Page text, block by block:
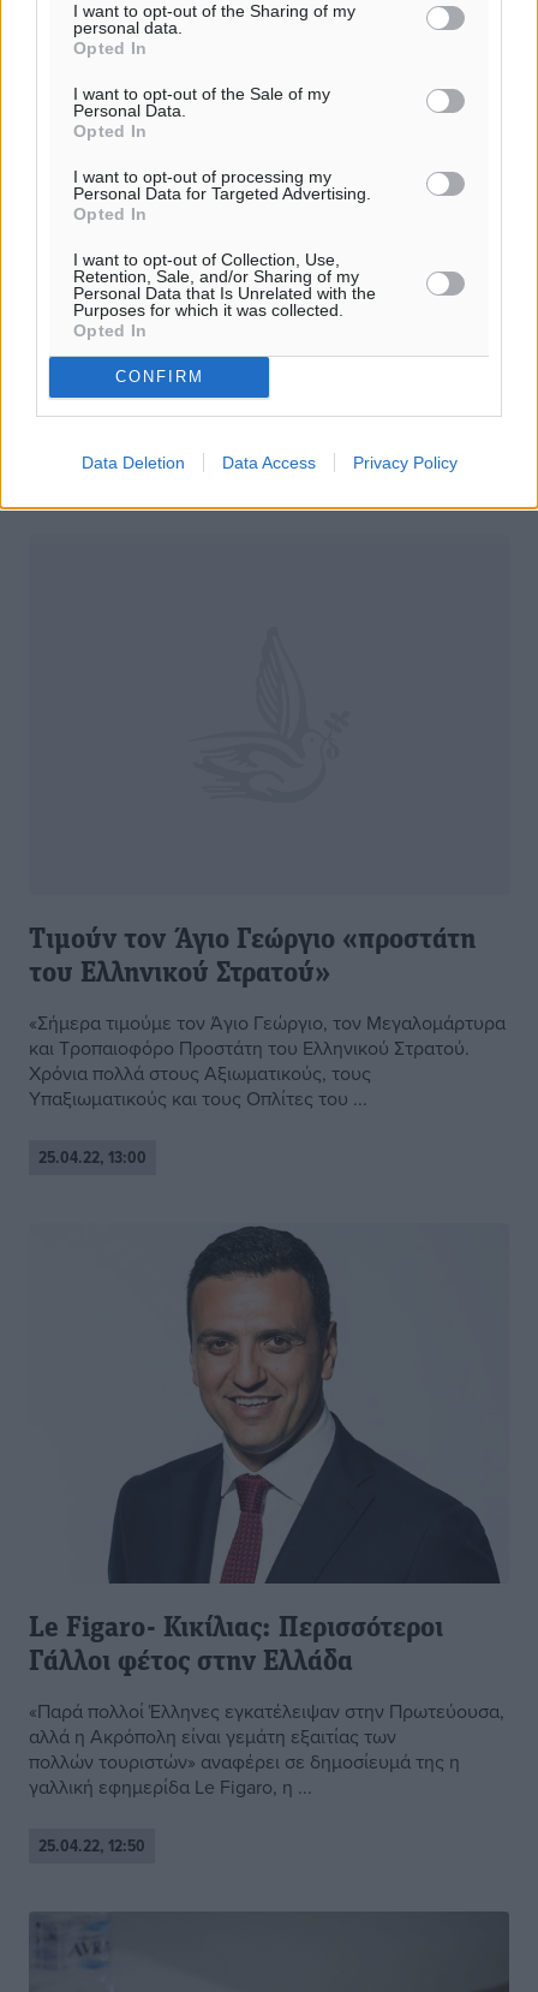
I want to opt-out of the Sharing of my
personal data.
Opted In
I want to opt-out of the Sale of my
Personal Data.
Opted In
I want to opt-out of processing my
Personal Data for Targeted Advertising.
Opted In
I want to opt-out of Collection, Use,
Retention, Sale, and/or Sharing of my
Personal Data that Is Unrelated with the
Purposes for which it was collected.
Opted In
CONFIRM
Data Deletion Data Access Privacy Policy
Αλλάζουν τα υγειονομικά πρωτόκολλα
στα σχολεία μετά το Πάσχα
Τεράστιες αλλαγές με τα self test στα σχολεία
επιφύλλασε η άρση μέτρων που ανακοινώθηκε από τον
υπουργό Υγείας, Θάνο Πλεύρη. Οι μαθητές όλων των
βαθμίδων, εμβολιασμένοι και ...
25.04.22, 13:10
Tιμούν τον Άγιο Γεώργιο «προστάτη
του Ελληνικού Στρατού»
«Σήμερα τιμούμε τον Άγιο Γεώργιο, τον Μεγαλομάρτυρα
και Τροπαιοφόρο Προστάτη του Ελληνικού Στρατού.
Χρόνια πολλά στους Αξιωματικούς, τους
Υπαξιωματικούς και τους Οπλίτες του ...
25.04.22, 13:00
Le Figaro- Κικίλιας: Περισσότεροι
Γάλλοι φέτος στην Ελλάδα
«Παρά πολλοί Έλληνες εγκατέλειψαν στην Πρωτεύουσα,
αλλά η Ακρόπολη είναι γεμάτη εξαιτίας των
πολλών τουριστών» αναφέρει σε δημοσίευμά της η
γαλλική εφημερίδα Le Figaro, η ...
25.04.22, 12:50